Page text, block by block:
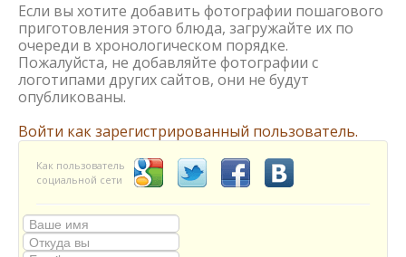
Если вы хотите добавить фотографии пошагового
приготовления этого блюда, загружайте их по
очереди в хронологическом порядке.
Пожалуйста, не добавляйте фотографии с
логотипами других сайтов, они не будут
опубликованы.
Войти как зарегистрированный пользователь.
Как пользователь
социальной сети